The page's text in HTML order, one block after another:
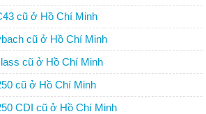
cũ ở Hồ Chí Minh
cũ ở Hồ Chí Minh
cũ ở Hồ Chí Minh
cũ ở Hồ Chí Minh
CDI cũ ở Hồ Chí Minh